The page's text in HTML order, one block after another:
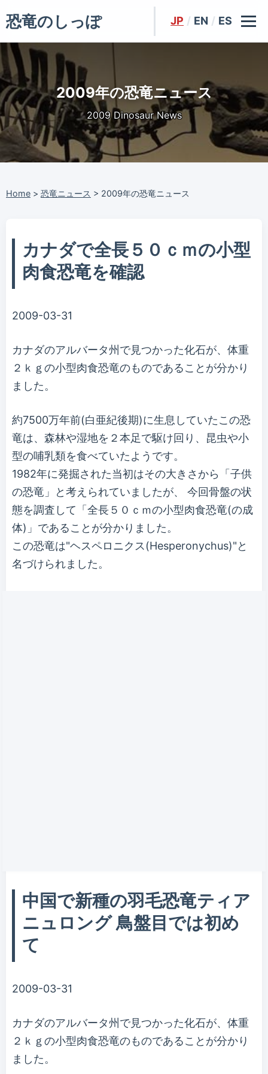
恐竜のしっぽ JP / EN / ES
2009年の恐竜ニュース
2009 Dinosaur News
Home > 恐竜ニュース > 2009年の恐竜ニュース
カナダで全長５０ｃｍの小型
肉食恐竜を確認
2009-03-31
カナダのアルバータ州で見つかった化石が、体重
２ｋｇの小型肉食恐竜のものであることが分かり
ました。
約7500万年前(白亜紀後期)に生息していたこの恐
竜は、森林や湿地を２本足で駆け回り、昆虫や小
型の哺乳類を食べていたようです。
1982年に発掘された当初はその大きさから「子供
の恐竜」と考えられていましたが、 今回骨盤の状
態を調査して「全長５０ｃｍの小型肉食恐竜(の成
体)」であることが分かりました。
この恐竜は"ヘスペロニクス(Hesperonychus)"と
名づけられました。
中国で新種の羽毛恐竜ティア
ニュロング 鳥盤目では初め
て
2009-03-31
カナダのアルバータ州で見つかった化石が、体重
２ｋｇの小型肉食恐竜のものであることが分かり
ました。